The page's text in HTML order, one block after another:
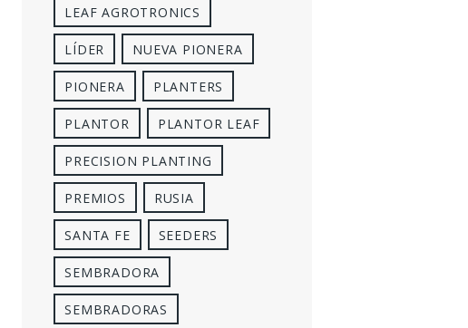
LEAF AGROTRONICS
LÍDER NUEVA PIONERA
PIONERA PLANTERS
PLANTOR PLANTOR LEAF
PRECISION PLANTING
PREMIOS RUSIA
SANTA FE SEEDERS
SEMBRADORA
SEMBRADORAS